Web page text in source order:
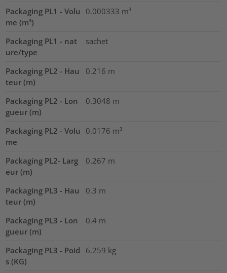
Packaging PL1 - Volu
me (m³)
0.000333 m³
Packaging PL1 - nat
ure/type
sachet
Packaging PL2 - Hau
teur (m)
0.216 m
Packaging PL2 - Lon
gueur (m)
0.3048 m
Packaging PL2 - Volu
me
0.0176 m³
Packaging PL2- Larg
eur (m)
0.267 m
Packaging PL3 - Hau
teur (m)
0.3 m
Packaging PL3 - Lon
gueur (m)
0.4 m
Packaging PL3 - Poid
s (KG)
6.259 kg